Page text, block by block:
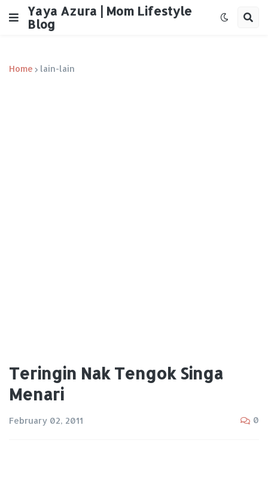
Yaya Azura | Mom Lifestyle
Blog
Home lain-lain
Teringin Nak Tengok Singa
Menari
February 02, 2011 0